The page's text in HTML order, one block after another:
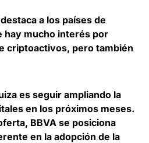
a los países de
hay mucho interés por
criptoactivos, pero también
es seguir ampliando la
en los próximos meses.
BBVA se posiciona
en la adopción de la